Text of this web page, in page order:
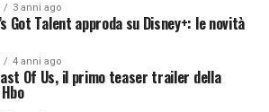
3 anni ago
Got Talent approda su Disney+: le novità
4 anni ago
Of Us, il primo teaser trailer della